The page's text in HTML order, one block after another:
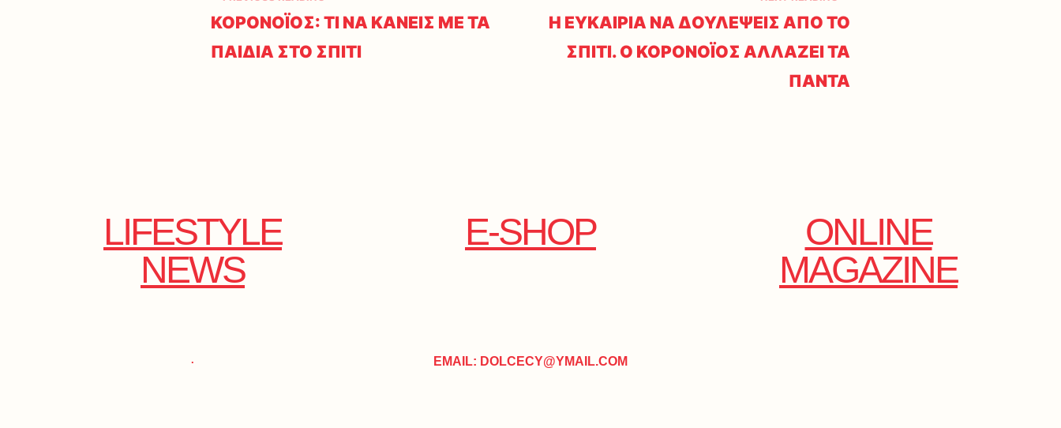
ΚΟΡΟΝΟΪΟΣ: ΤΙ ΝΑ ΚΑΝΕΙΣ ΜΕ ΤΑ
ΠΑΙΔΙΑ ΣΤΟ ΣΠΙΤΙ
Η ΕΥΚΑΙΡΙΑ ΝΑ ΔΟΥΛΕΨΕΙΣ ΑΠΟ ΤΟ
ΣΠΙΤΙ. Ο ΚΟΡΟΝΟΪΟΣ ΑΛΛΑΖΕΙ ΤΑ
ΠΑΝΤΑ
LIFESTYLE
NEWS
E-SHOP
ONLINE
MAGAZINE
. EMAIL: DOLCECY@YMAIL.COM